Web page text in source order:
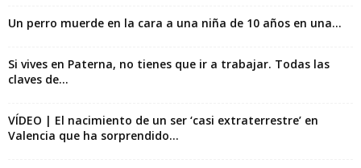
Un perro muerde en la cara a una niña de 10 años en una...
Si vives en Paterna, no tienes que ir a trabajar. Todas las
claves de...
VÍDEO | El nacimiento de un ser ‘casi extraterrestre’ en
Valencia que ha sorprendido...